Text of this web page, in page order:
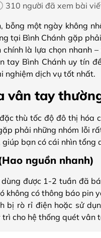
310 người đã xem bài
bỗng một ngày không
tại Bình Chánh gặp
là lựa chọn nhanh
tay Bình Chánh uy tín
nghiệm dịch vụ tốt nhất.
vân tay
thù tốc độ đô thị hóa
phải những nhóm lỗi
bạn có cái nhìn
nguồn nhanh)
được 1-2 tuần đã
không có thông báo pin
bị rò rỉ điện hoặc sử
cho hệ thống quét vân